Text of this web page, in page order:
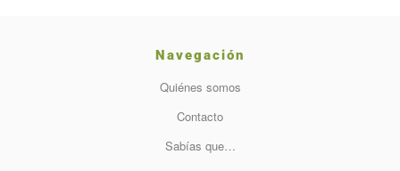
Navegación
Quiénes somos
Contacto
Sabías que…